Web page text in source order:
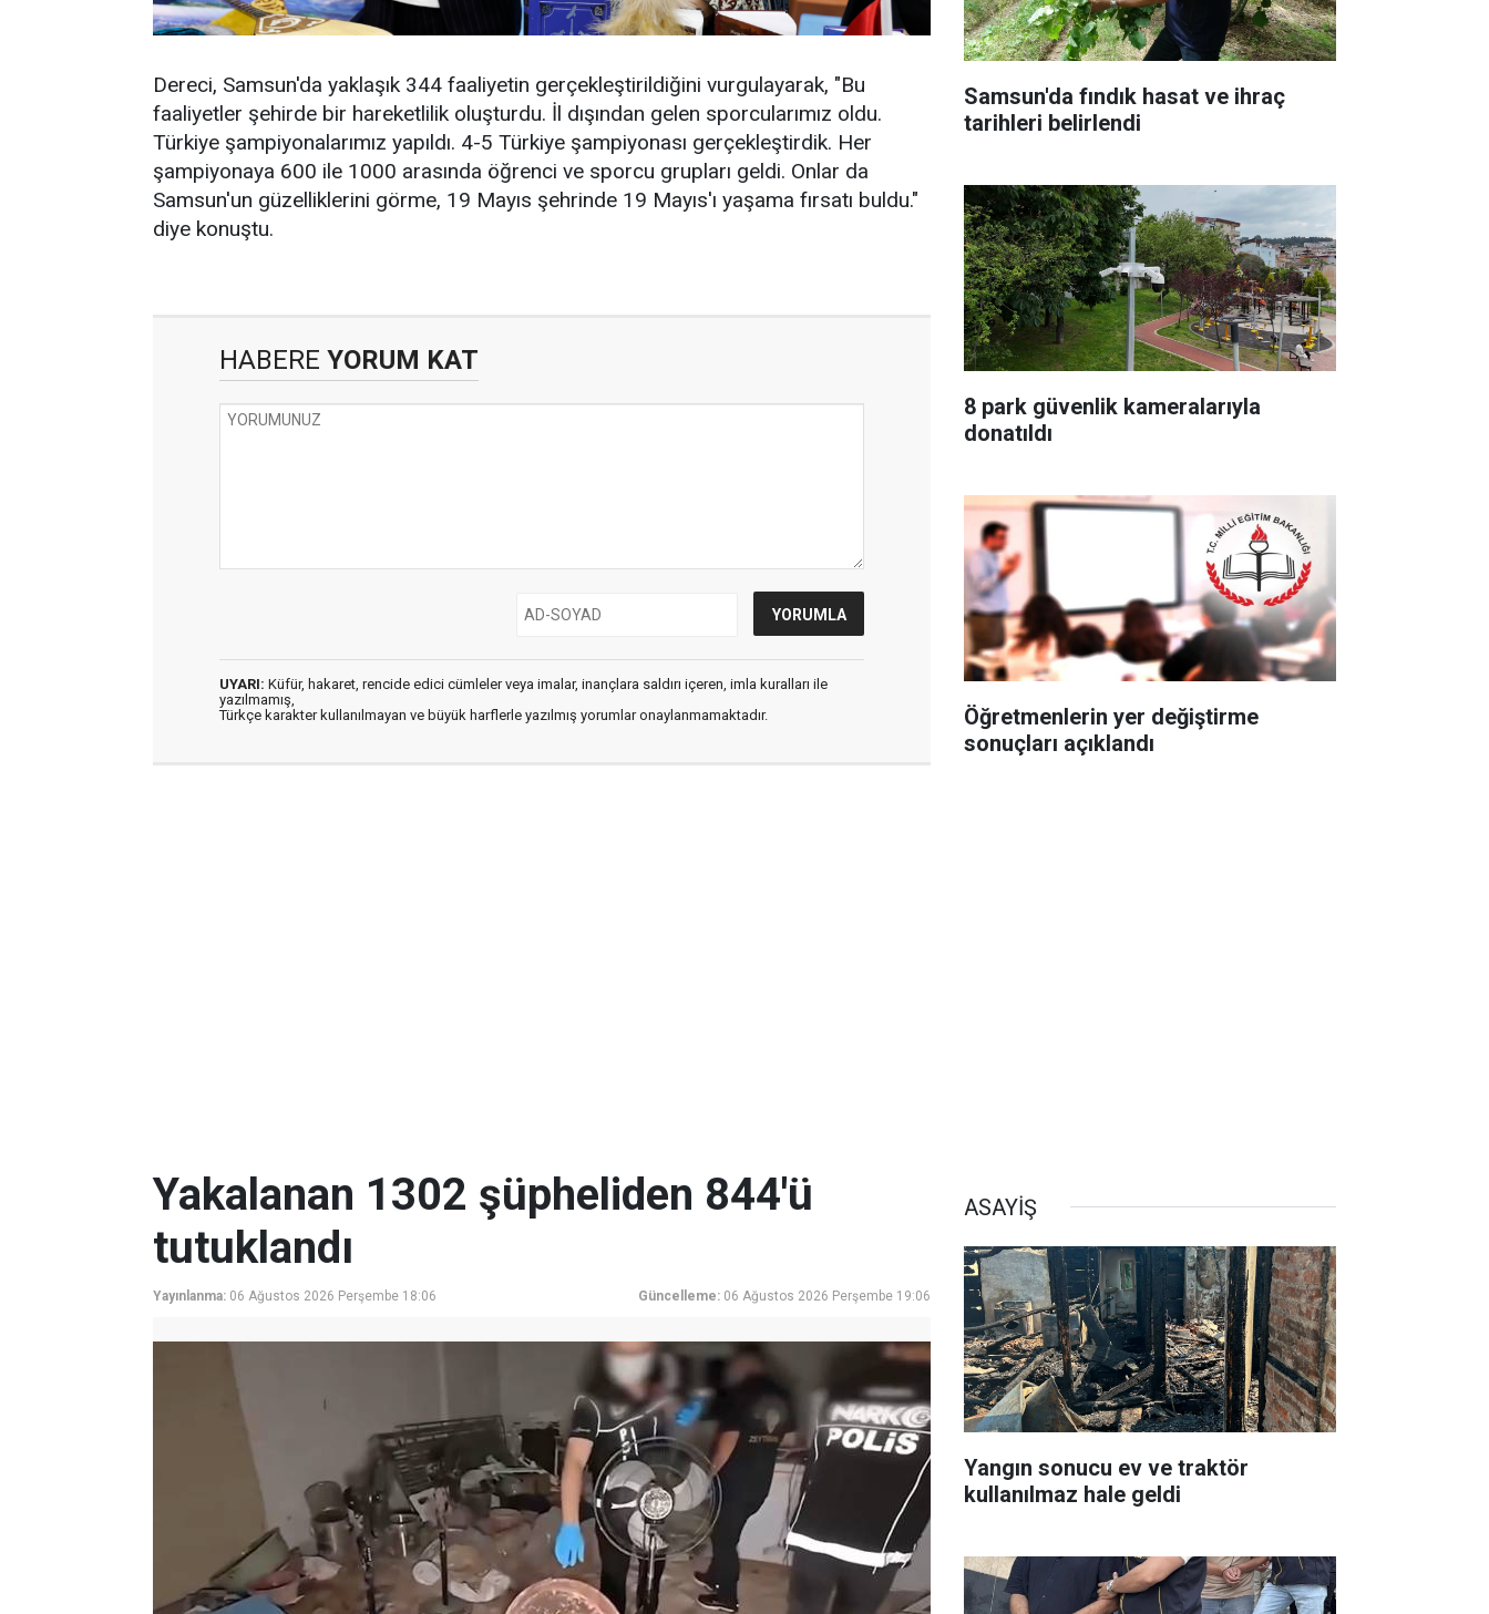
Dereci, Samsun'da yaklaşık 344 faaliyetin gerçekleştirildiğini vurgulayarak, "Bu
faaliyetler şehirde bir hareketlilik oluşturdu. İl dışından gelen sporcularımız oldu.
Türkiye şampiyonalarımız yapıldı. 4-5 Türkiye şampiyonası gerçekleştirdik. Her
şampiyonaya 600 ile 1000 arasında öğrenci ve sporcu grupları geldi. Onlar da
Samsun'un güzelliklerini görme, 19 Mayıs şehrinde 19 Mayıs'ı yaşama fırsatı buldu."
diye konuştu.
HABERE YORUM KAT
UYARI: Küfür, hakaret, rencide edici cümleler veya imalar, inançlara saldırı içeren, imla kuralları ile
yazılmamış,
Türkçe karakter kullanılmayan ve büyük harflerle yazılmış yorumlar onaylanmamaktadır.
Samsun'da fındık hasat ve ihraç
tarihleri belirlendi
8 park güvenlik kameralarıyla
donatıldı
Öğretmenlerin yer değiştirme
sonuçları açıklandı
Yakalanan 1302 şüpheliden 844'ü
tutuklandı
Yayınlanma: 06 Ağustos 2026 Perşembe 18:06 Güncelleme: 06 Ağustos 2026 Perşembe 19:06
ASAYİŞ
Yangın sonucu ev ve traktör
kullanılmaz hale geldi